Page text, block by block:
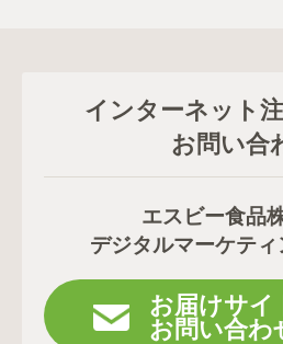
インターネット
お問い合
エスビー食品
デジタルマーケティ
お届けサイ
お問い合わ